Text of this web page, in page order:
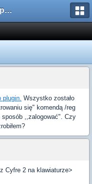
AMXX.pl: Support AMX Mod X i SourceMod
plugin. Wszystko zostało
się" komendą /reg
sposób ,,zalogować". Czy
Cyfre 2 na klawiaturze>